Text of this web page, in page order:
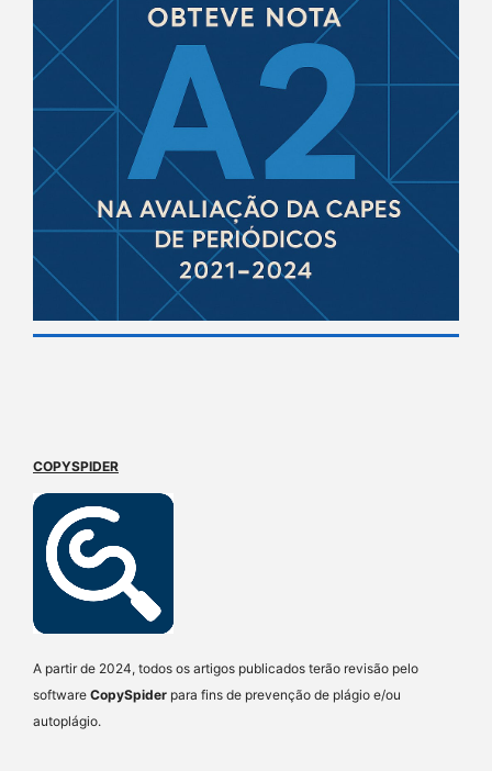
COPYSPIDER
A partir de 2024, todos os artigos publicados terão revisão pelo
software CopySpider para fins de prevenção de plágio e/ou
autoplágio.